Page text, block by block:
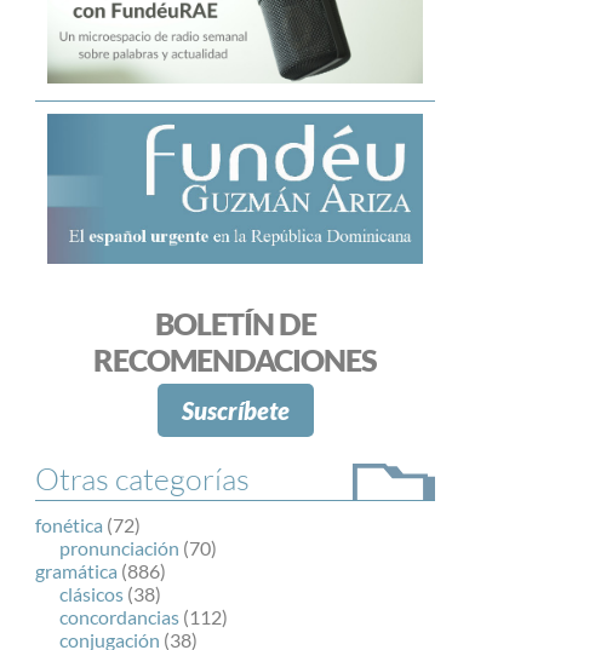
BOLETÍN DE
RECOMENDACIONES
Suscríbete
Otras categorías
fonética (72)
pronunciación (70)
gramática (886)
clásicos (38)
concordancias (112)
conjugación (38)